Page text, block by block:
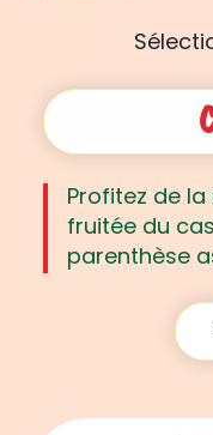
Profitez de
fruitée du
parenthèse